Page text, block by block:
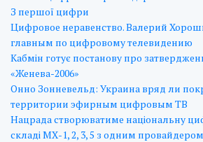
З першої цифри
Цифровое неравенство. Валерий
главным по цифровому телевидению
Кабмін готує постанову про
«Женева-2006»
Онно Зонневельд: Украина вряд ли
территории эфирным цифровым ТВ
Нацрада створюватиме національну
складі МХ-1, 2, 3, 5 з одним провайдером